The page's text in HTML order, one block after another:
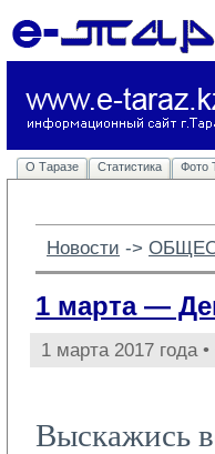
О Таразе Статистика Фото
Новости ->
1 марта —
1 марта 2017 года •
Выскажись